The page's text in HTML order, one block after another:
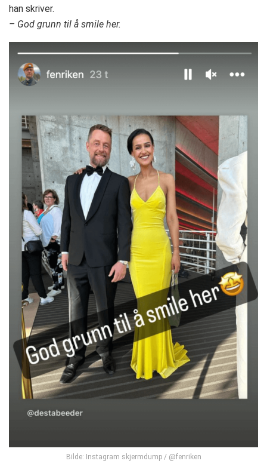
han skriver.
– God grunn til å smile her.
Bilde: Instagram skjermdump / @fenriken